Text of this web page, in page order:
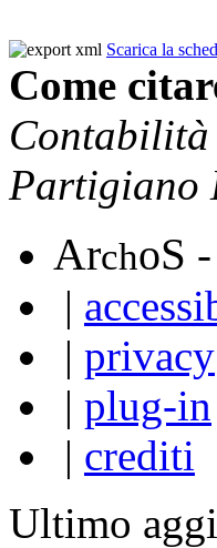
Scarica la
Come
Contabilità
Partigiano
ArchoS
|
| privacy
| plug-in
| crediti
Ultimo